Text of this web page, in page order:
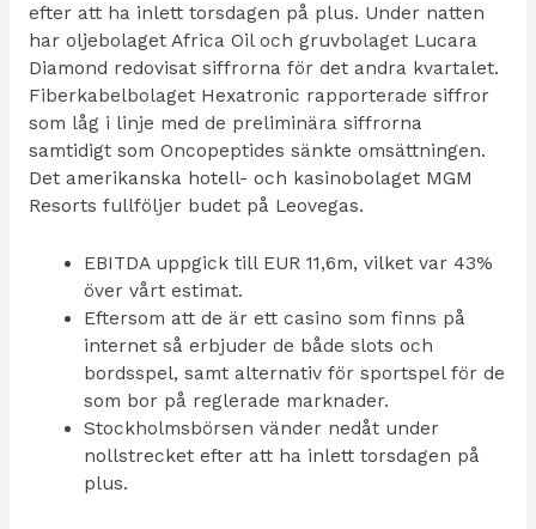
efter att ha inlett torsdagen på plus. Under natten
har oljebolaget Africa Oil och gruvbolaget Lucara
Diamond redovisat siffrorna för det andra kvartalet.
Fiberkabelbolaget Hexatronic rapporterade siffror
som låg i linje med de preliminära siffrorna
samtidigt som Oncopeptides sänkte omsättningen.
Det amerikanska hotell- och kasinobolaget MGM
Resorts fullföljer budet på Leovegas.
EBITDA uppgick till EUR 11,6m, vilket var 43%
över vårt estimat.
Eftersom att de är ett casino som finns på
internet så erbjuder de både slots och
bordsspel, samt alternativ för sportspel för de
som bor på reglerade marknader.
Stockholmsbörsen vänder nedåt under
nollstrecket efter att ha inlett torsdagen på
plus.